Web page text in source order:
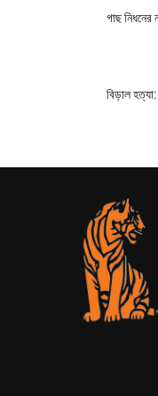
গাছ
বিড়াল